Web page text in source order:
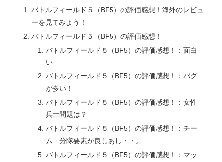
バトルフィールド５（BF5）の評価感想！海外のレビュ
ーを見てみよう！
バトルフィールド５（BF5）の評価感想！
バトルフィールド５（BF5）の評価感想！：面白
い
バトルフィールド５（BF5）の評価感想！：バグ
が多い！
バトルフィールド５（BF5）の評価感想！：女性
兵士問題は？
バトルフィールド５（BF5）の評価感想！：チー
ム・分隊要素が良しあし・・。
バトルフィールド５（BF5）の評価感想！：マッ